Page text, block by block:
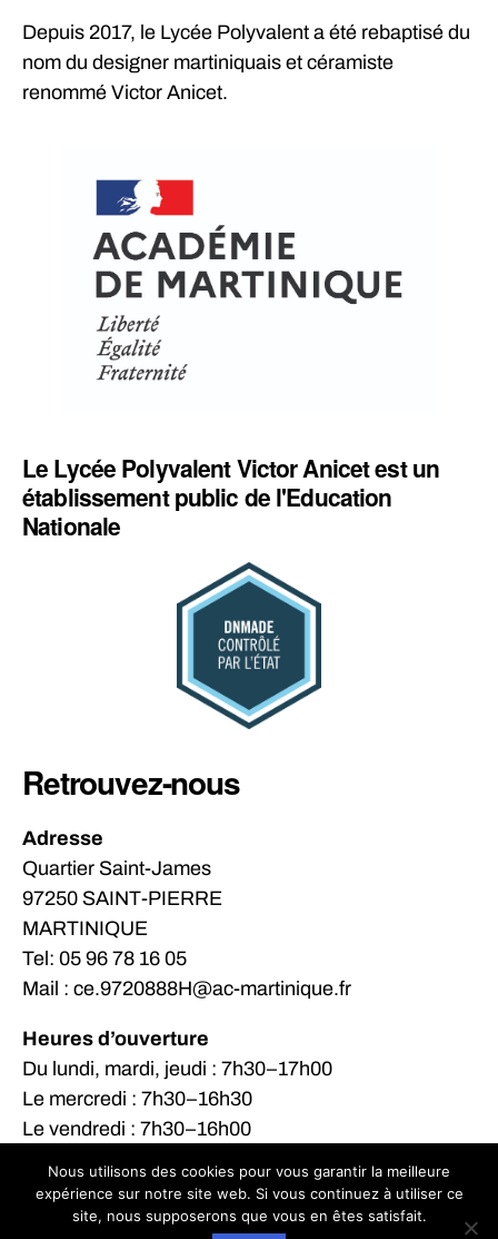
Depuis 2017, le Lycée Polyvalent a été rebaptisé du
nom du designer martiniquais et céramiste
renommé Victor Anicet.
Le Lycée Polyvalent Victor Anicet est un
établissement public de l'Education
Nationale
Retrouvez-nous
Adresse
Quartier Saint-James
97250 SAINT-PIERRE
MARTINIQUE
Tel: 05 96 78 16 05
Mail : ce.9720888H@ac-martinique.fr
Heures d’ouverture
Du lundi, mardi, jeudi : 7h30–17h00
Le mercredi : 7h30–16h30
Le vendredi : 7h30–16h00
© 2026LPO Victor Anicet Haut↑
Nous utilisons des cookies pour vous garantir la meilleure
expérience sur notre site web. Si vous continuez à utiliser ce
site, nous supposerons que vous en êtes satisfait.